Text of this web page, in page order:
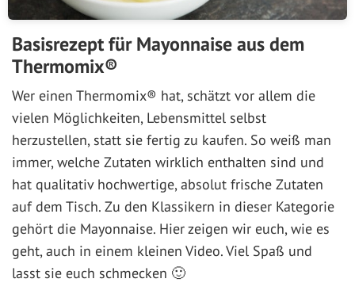
Basisrezept für Mayonnaise aus dem
Thermomix®
Wer einen Thermomix® hat, schätzt vor allem die
vielen Möglichkeiten, Lebensmittel selbst
herzustellen, statt sie fertig zu kaufen. So weiß man
immer, welche Zutaten wirklich enthalten sind und
hat qualitativ hochwertige, absolut frische Zutaten
auf dem Tisch. Zu den Klassikern in dieser Kategorie
gehört die Mayonnaise. Hier zeigen wir euch, wie es
geht, auch in einem kleinen Video. Viel Spaß und
lasst sie euch schmecken 🙂